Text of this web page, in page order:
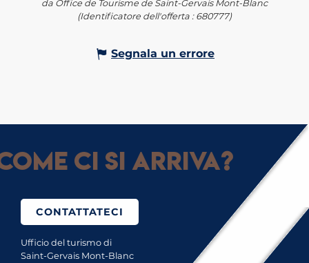
da Office de Tourisme de Saint-Gervais Mont-Blanc
(Identificatore dell'offerta : 680777)
Segnala un errore
ci si arriva?
CONTATTATECI
Ufficio del turismo di
Saint-Gervais Mont-Blanc